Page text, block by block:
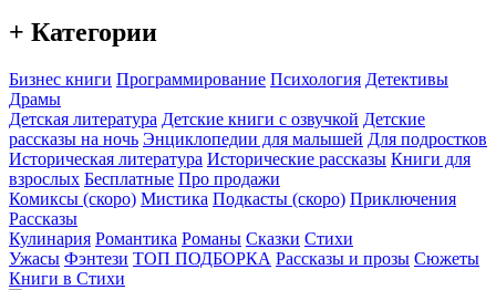
+ Категории
Бизнес книги Программирование Психология Детективы
Драмы
Детская литература Детские книги с озвучкой Детские
рассказы на ночь Энциклопедии для малышей Для подростков
Историческая литература Исторические рассказы Книги для
взрослых Бесплатные Про продажи
Комиксы (скоро) Мистика Подкасты (скоро) Приключения
Рассказы
Кулинария Романтика Романы Сказки Стихи
Ужасы Фэнтези ТОП ПОДБОРКА Рассказы и прозы Сюжеты
Книги в Стихи